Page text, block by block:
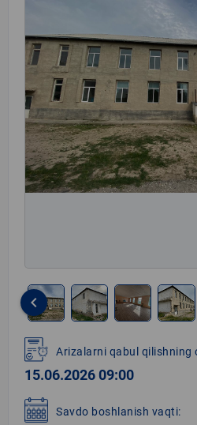
1
of
5
keyboard_arrow_left
Arizalarni qabul qilishning
15.06.2026 09:00
Savdo boshlanish vaqti: